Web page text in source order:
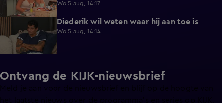
Wo 5 aug, 14:17
Diederik wil weten waar hij aan toe is
Wo 5 aug, 14:14
Ontvang de KIJK-nieuwsbrief